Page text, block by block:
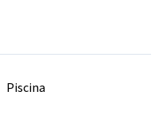
Piscina